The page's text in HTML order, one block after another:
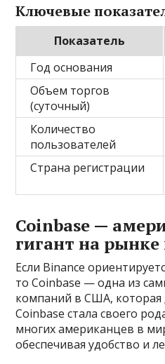
Ключевые
Показатель
Год основания
Объем торгов
(суточный)
Количество
пользователей
Страна регистрации
Coinbase —
гигант на
Если Binance
то Coinbase — одна из
компаний в США, которая
Coinbase стала своего
многих американцев в
обеспечивая удобство и